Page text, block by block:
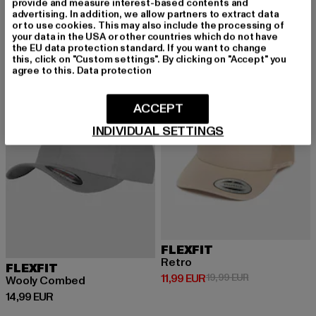
FLEXFIT
Wooly Combed
14,99 EUR
Derzeitiger Preis: 14,99 EUR
-40%
FLEXFIT
Retro
11,99 EUR
Derzeitiger Preis: 11,99 EUR
19,99 EURAktionspreis:
advertising. In addition, we allow partners to extract data
or to use cookies. This may also include the processing of
your data in the USA or other countries which do not have
the EU data protection standard. If you want to change
this, click on "Custom settings". By clicking on "Accept" you
agree to this. Data protection
INDIVIDUAL SETTINGS
ACCEPT